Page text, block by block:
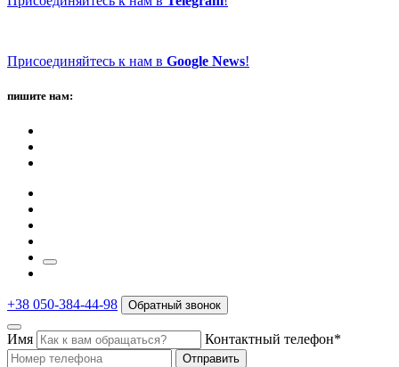
Присоединяйтесь к нам в Google News!
пишите нам:
+38 050-384-44-98 Обратный звонок
Имя Контактный телефон*
Отправить